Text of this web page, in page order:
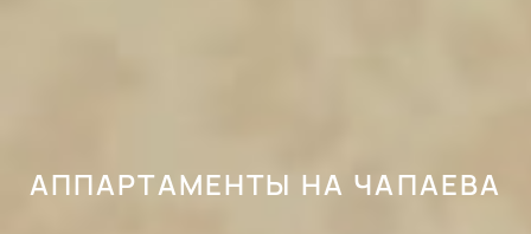
АППАРТАМЕНТЫ НА ЧАПАЕВА